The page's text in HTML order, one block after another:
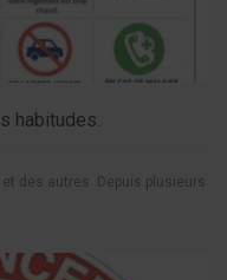
habitudes.
des autres Depuis plusieurs